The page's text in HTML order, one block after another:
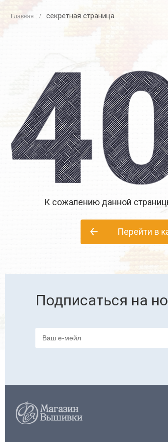
Главная секретная страница
К сожалению данной
Перейти в
Подписаться на